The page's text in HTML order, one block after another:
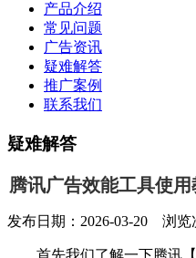
产品介绍
常见问题
广告资讯
疑难解答
推广案例
联系我们
疑难解答
腾讯广告效能工具使
发布日期：2026-03-20 浏览